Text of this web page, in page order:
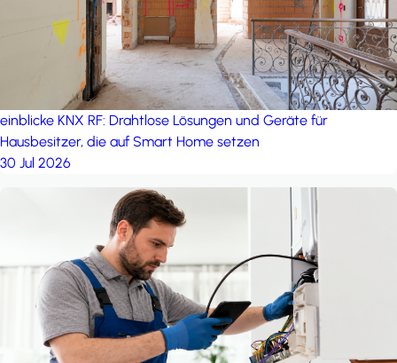
einblicke KNX RF: Drahtlose Lösungen und Geräte für
Hausbesitzer, die auf Smart Home setzen
30 Jul 2026